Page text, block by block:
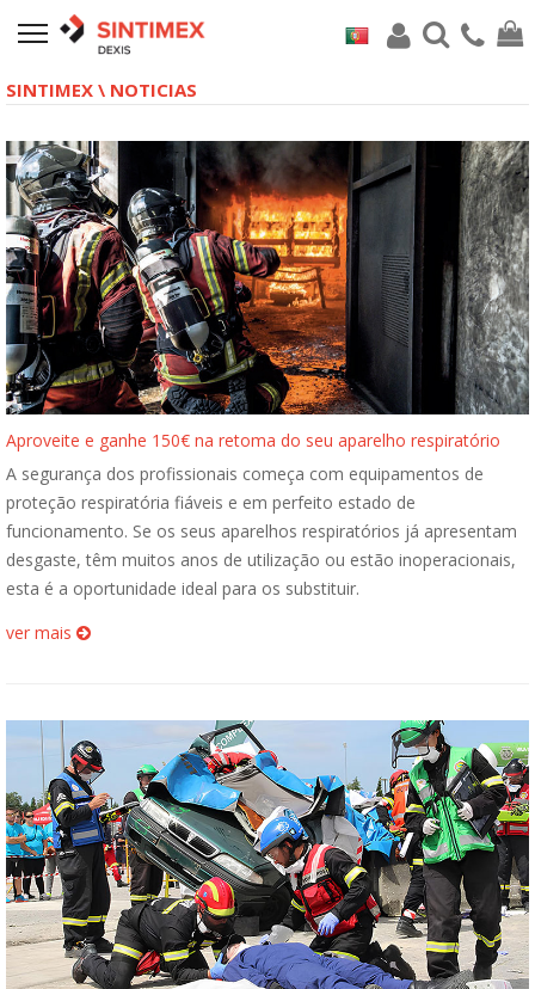
SINTIMEX \ NOTICIAS
Aproveite e ganhe 150€ na retoma do seu aparelho respiratório
A segurança dos profissionais começa com equipamentos de
proteção respiratória fiáveis e em perfeito estado de
funcionamento. Se os seus aparelhos respiratórios já apresentam
desgaste, têm muitos anos de utilização ou estão inoperacionais,
esta é a oportunidade ideal para os substituir.
ver mais